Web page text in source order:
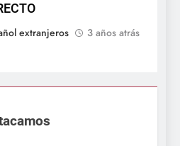
extranjeros
3 años atrás